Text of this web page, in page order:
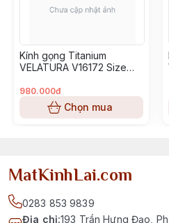
Kính gọng Titanium
VELATURA V16172 Size
980.000đ
Chọn mua
MatKinhLai.com
0283 853 9839
Địa chỉ:193 Trần Hưng Đạo,